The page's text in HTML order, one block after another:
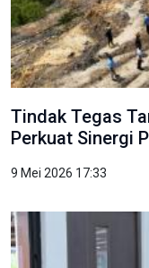
Tindak Tegas
Perkuat Sinergi
9 Mei 2026 17:33